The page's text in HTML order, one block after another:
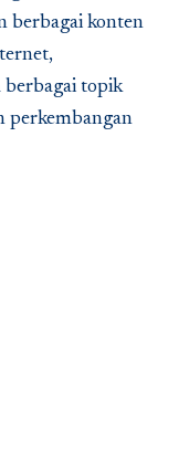
berbagai konten
berbagai topik
perkembangan